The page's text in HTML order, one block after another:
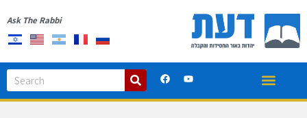
Ask The Rabbi